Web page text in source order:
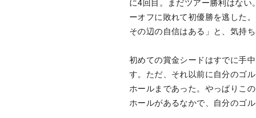
に4回目。まだツアー勝利はない
ーオフに敗れて初優勝を逃した
その辺の自信はある」と、気持ち
初めての賞金シードはすでに手
す。ただ、それ以前に自分のゴ
ホールまであった。やっぱりこ
ホールがあるなかで、自分のゴ